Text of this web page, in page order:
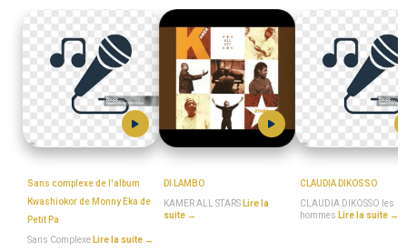
Sans complexe de l'album
Kwashiokor de Monny Eka de
Petit Pa
Sans Complexe Lire la suite →
DI LAMBO
KAMER ALL STARS Lire la
suite →
CLAUDIA DIKOSSO
CLAUDIA DIKOSSO les
hommes Lire la suite →